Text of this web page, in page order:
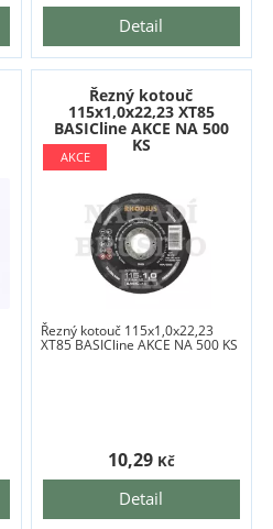
Detail
Řezný kotouč
115x1,0x22,23 XT85
BASICline AKCE NA 500
KS
Řezný kotouč 115x1,0x22,23
XT85 BASICline AKCE NA 500 KS
Detail
10,29 Kč